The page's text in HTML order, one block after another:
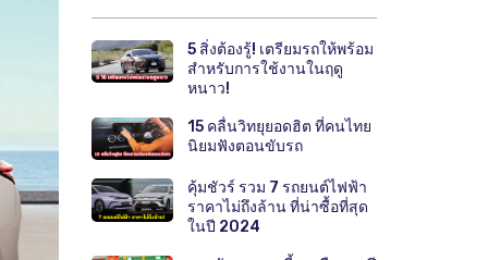
5 สิ่งต้องรู้! เตรียมรถให้พร้อม
สำหรับการใช้งานในฤดู
หนาว!
15 คลื่นวิทยุยอดฮิต ที่คนไทย
นิยมฟังตอนขับรถ
คุ้มชัวร์ รวม 7 รถยนต์ไฟฟ้า
ราคาไม่ถึงล้าน ที่น่าซื้อที่สุด
ในปี 2024